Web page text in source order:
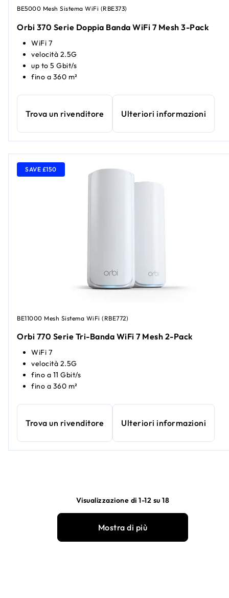
BE5000 Mesh Sistema WiFi (RBE373)
Orbi 370 Serie Doppia Banda WiFi 7 Mesh 3-Pack
WiFi 7
velocità 2.5G
up to 5 Gbit/s
fino a 360 m²
Trova un rivenditore Ulteriori informazioni
SAVE £150
BE11000 Mesh Sistema WiFi (RBE772)
Orbi 770 Serie Tri-Banda WiFi 7 Mesh 2-Pack​
WiFi 7
velocità 2.5G
fino a 11 Gbit/s
fino a 360 m²
Trova un rivenditore Ulteriori informazioni
Visualizzazione di 1-12 su 18
Mostra di più